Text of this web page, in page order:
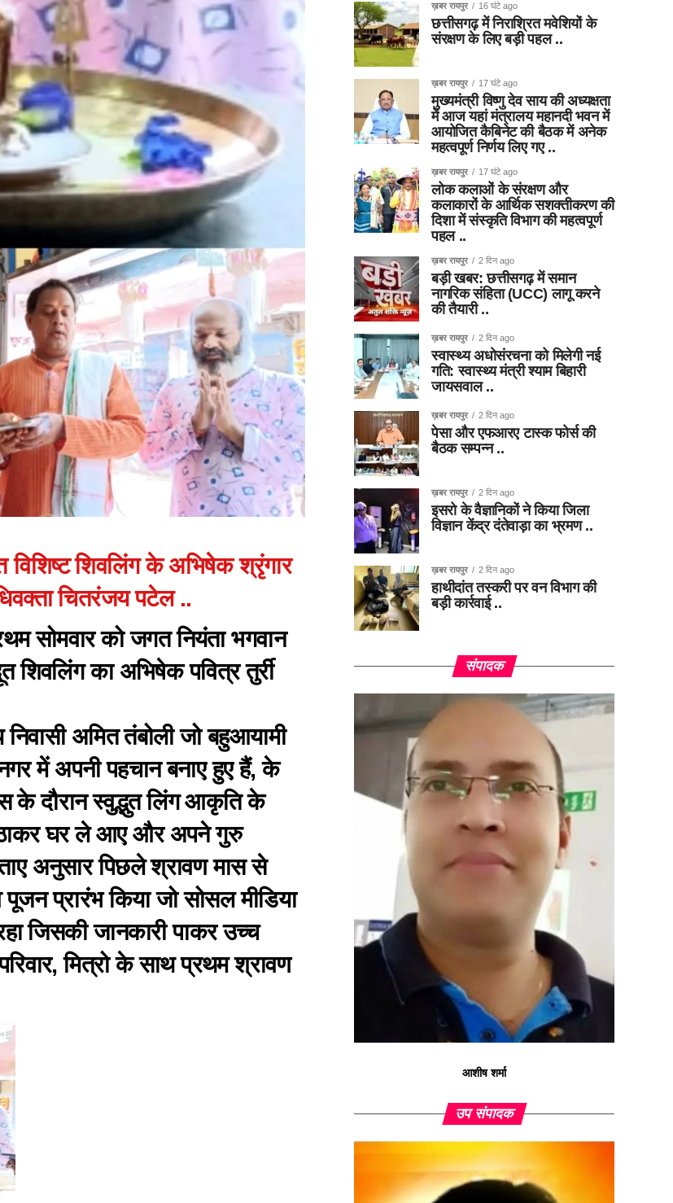
विशिष्ट शिवलिंग के अभिषेक श्रृंगार
चितरंजय पटेल ..
सोमवार को जगत नियंता भगवान
का अभिषेक पवित्र तुर्री
अमित तंबोली जो बहुआयामी
में अपनी पहचान बनाए हुए हैं, के
के दौरान स्वुद्भुत लिंग आकृति के
घर ले आए और अपने गुरु
अनुसार पिछले श्रावण मास से
प्रारंभ किया जो सोसल मीडिया
जिसकी जानकारी पाकर उच्च
मित्रो के साथ प्रथम श्रावण
ख़बर रायपुर 16 घंटे ago
छत्तीसगढ़ में निराश्रित मवेशियों के
संरक्षण के लिए बड़ी पहल ..
ख़बर रायपुर 17 घंटे ago
मुख्यमंत्री विष्णु देव साय की अध्यक्षता
में आज यहां मंत्रालय महानदी भवन में
आयोजित कैबिनेट की बैठक में अनेक
महत्वपूर्ण निर्णय लिए गए ..
ख़बर रायपुर 17 घंटे ago
लोक कलाओं के संरक्षण और
कलाकारों के आर्थिक सशक्तीकरण की
दिशा में संस्कृति विभाग की महत्वपूर्ण
पहल ..
ख़बर रायपुर 2 दिन ago
बड़ी खबर: छत्तीसगढ़ में समान
नागरिक संहिता (UCC) लागू करने
की तैयारी ..
ख़बर रायपुर 2 दिन ago
स्वास्थ्य अधोसंरचना को मिलेगी नई
गति: स्वास्थ्य मंत्री श्याम बिहारी
जायसवाल ..
ख़बर रायपुर 2 दिन ago
पेसा और एफआरए टास्क फोर्स की
बैठक सम्पन्न ..
ख़बर रायपुर 2 दिन ago
इसरो के वैज्ञानिकों ने किया जिला
विज्ञान केंद्र दंतेवाड़ा का भ्रमण ..
ख़बर रायपुर 2 दिन ago
हाथीदांत तस्करी पर वन विभाग की
बड़ी कार्रवाई ..
संपादक
आशीष शर्मा
उप संपादक